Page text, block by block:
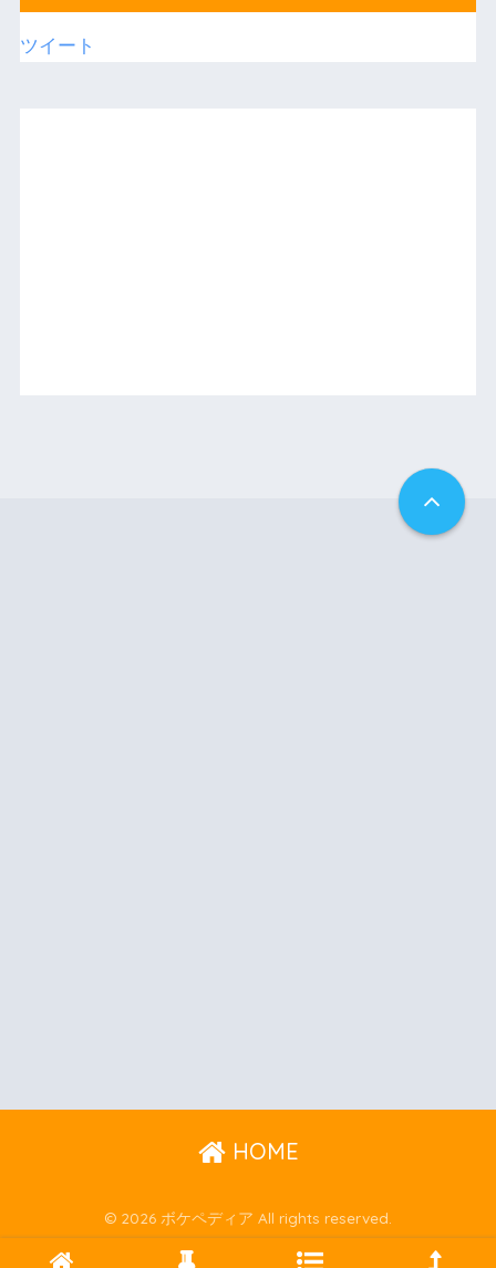
ツイート
HOME
© 2026 ボケペディア All rights reserved.